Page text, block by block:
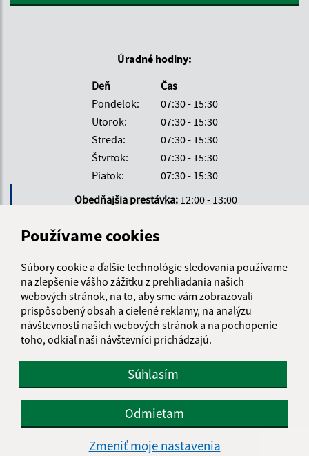
Používame cookies
Súbory cookie a ďalšie technológie sledovania používame
na zlepšenie vášho zážitku z prehliadania našich
webových stránok, na to, aby sme vám zobrazovali
prispôsobený obsah a cielené reklamy, na analýzu
návštevnosti našich webových stránok a na pochopenie
toho, odkiaľ naši návštevníci prichádzajú.
Súhlasím
Odmietam
Zmeniť moje nastavenia
Úradné hodiny:
Deň
Čas
Pondelok:
07:30 - 15:30
Utorok:
07:30 - 15:30
Streda:
07:30 - 15:30
Štvrtok:
07:30 - 15:30
Piatok:
07:30 - 15:30
Obedňajšia prestávka: 12:00 - 13:00
Kontakt:
Obecný úrad Ladomirová
Ladomirová 33
090 03 Ladomirová
info@ladomirova.sk
+421 54 752 26 26
IČO: 00330671